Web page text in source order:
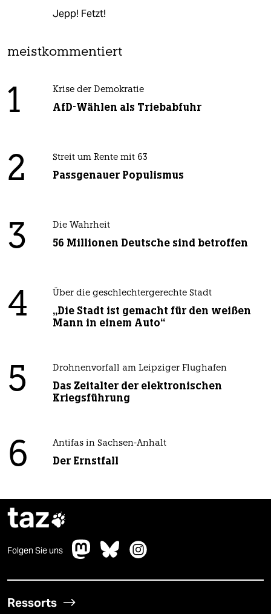
Jepp! Fetzt!
meistkommentiert
1 Krise der Demokratie
AfD-Wählen als Triebabfuhr
2 Streit um Rente mit 63
Passgenauer Populismus
3 Die Wahrheit
56 Millionen Deutsche sind betroffen
4 Über die geschlechtergerechte Stadt
„Die Stadt ist gemacht für den weißen
Mann in einem Auto“
5 Drohnenvorfall am Leipziger Flughafen
Das Zeitalter der elektronischen
Kriegsführung
6 Antifas in Sachsen-Anhalt
Der Ernstfall
taz
Folgen Sie uns
Ressorts